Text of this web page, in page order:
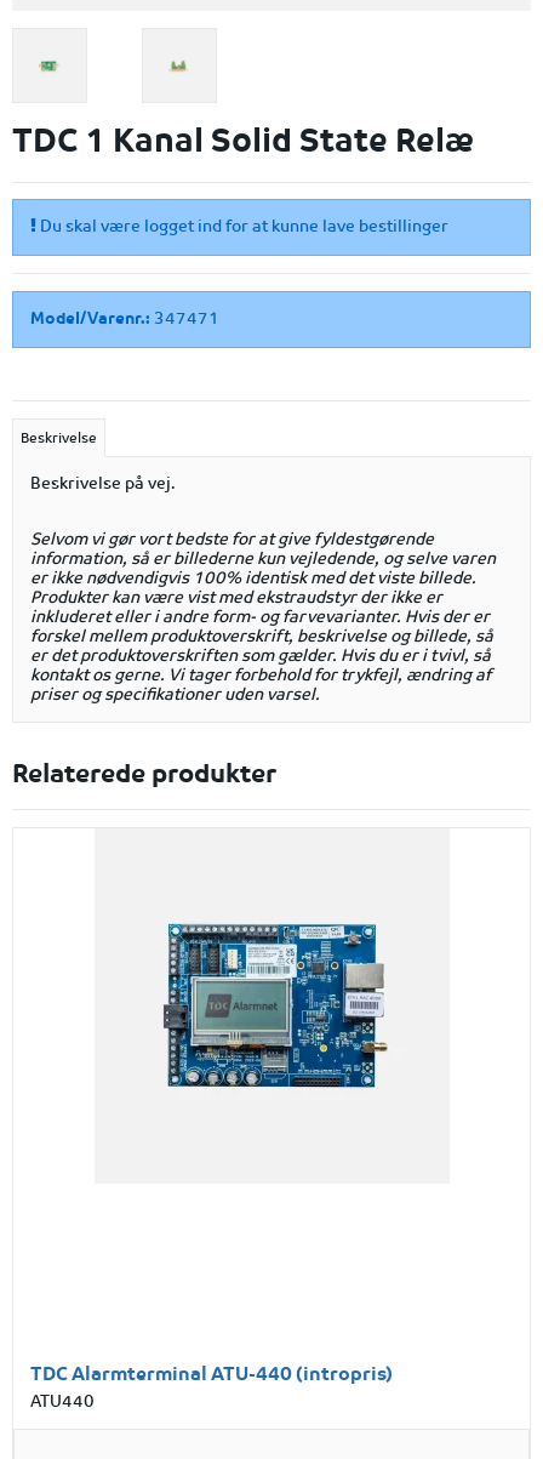
TDC 1 Kanal Solid State Relæ
Du skal være logget ind for at kunne lave bestillinger
Model/Varenr.: 347471
Beskrivelse
Beskrivelse på vej.
Selvom vi gør vort bedste for at give fyldestgørende
information, så er billederne kun vejledende, og selve varen
er ikke nødvendigvis 100% identisk med det viste billede.
Produkter kan være vist med ekstraudstyr der ikke er
inkluderet eller i andre form- og farvevarianter. Hvis der er
forskel mellem produktoverskrift, beskrivelse og billede, så
er det produktoverskriften som gælder. Hvis du er i tvivl, så
kontakt os gerne. Vi tager forbehold for trykfejl, ændring af
priser og specifikationer uden varsel.
Relaterede produkter
TDC Alarmterminal ATU-440 (intropris)
ATU440